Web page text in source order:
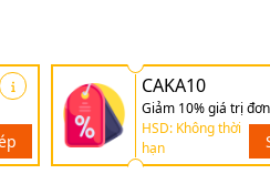
CAKA10
Giảm 10% giá trị
HSD: Không thời
hạn